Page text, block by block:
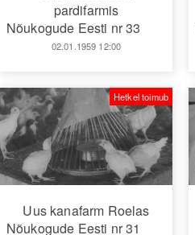
pardifarmis
Nõukogude Eesti nr 33
02.01.1959 12:00
Uus kanafarm Roelas
Nõukogude Eesti nr 31
Hetkel toimub